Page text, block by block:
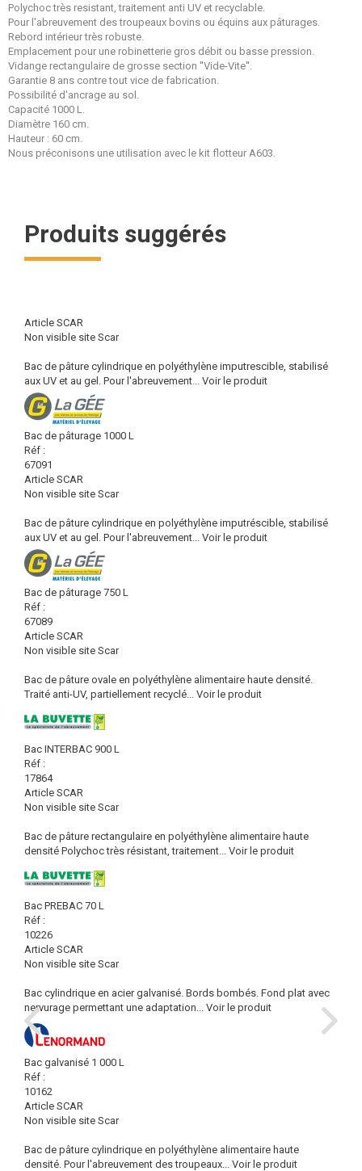
Polychoc très resistant, traitement anti UV et recyclable.
Pour l'abreuvement des troupeaux bovins ou équins aux pâturages.
Rebord intérieur très robuste.
Emplacement pour une robinetterie gros débit ou basse pression.
Vidange rectangulaire de grosse section ''Vide-Vite''.
Garantie 8 ans contre tout vice de fabrication.
Possibilité d'ancrage au sol.
Capacité 1000 L.
Diamètre 160 cm.
Hauteur : 60 cm.
Nous préconisons une utilisation avec le kit flotteur A603.
Produits suggérés
Article SCAR
Non visible site Scar
Bac de pâture cylindrique en polyéthylène imputrescible, stabilisé
aux UV et au gel. Pour l'abreuvement... Voir le produit
Bac de pâturage 1000 L
Réf :
67091
Article SCAR
Non visible site Scar
Bac de pâture cylindrique en polyéthylène imputréscible, stabilisé
aux UV et au gel. Pour l'abreuvement... Voir le produit
Bac de pâturage 750 L
Réf :
67089
Article SCAR
Non visible site Scar
Bac de pâture ovale en polyéthylène alimentaire haute densité.
Traité anti-UV, partiellement recyclé... Voir le produit
Bac INTERBAC 900 L
Réf :
17864
Article SCAR
Non visible site Scar
Bac de pâture rectangulaire en polyéthylène alimentaire haute
densité Polychoc très résistant, traitement... Voir le produit
Bac PREBAC 70 L
Réf :
10226
Article SCAR
Non visible site Scar
Bac cylindrique en acier galvanisé. Bords bombés. Fond plat avec
nervurage permettant une adaptation... Voir le produit
Bac galvanisé 1 000 L
Réf :
10162
Article SCAR
Non visible site Scar
Bac de pâture cylindrique en polyéthylène alimentaire haute
densité. Pour l'abreuvement des troupeaux... Voir le produit